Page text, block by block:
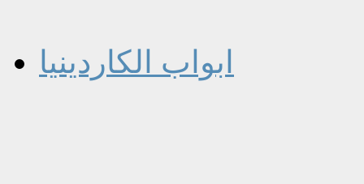
ابواب الكاردينيا